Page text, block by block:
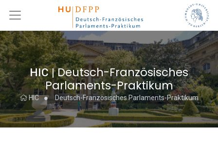
HIC |Deutsch-Französisches
Parlaments-Praktikum
HIC Deutsch-Französisches Parlaments-Praktikum